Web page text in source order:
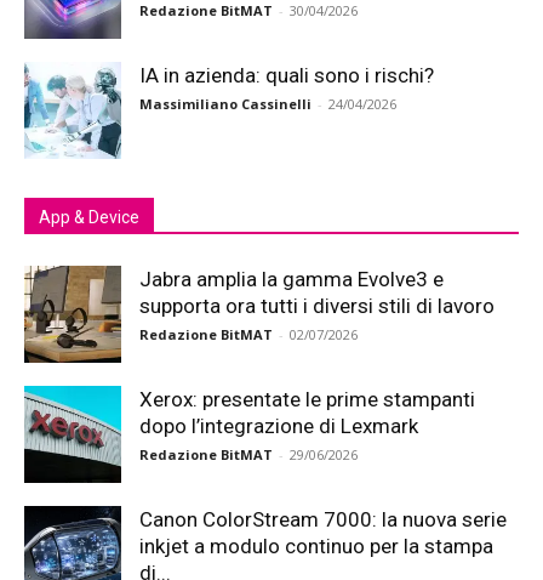
Redazione BitMAT - 30/04/2026
IA in azienda: quali sono i rischi?
Massimiliano Cassinelli - 24/04/2026
App & Device
Jabra amplia la gamma Evolve3 e
supporta ora tutti i diversi stili di lavoro
Redazione BitMAT - 02/07/2026
Xerox: presentate le prime stampanti
dopo l’integrazione di Lexmark
Redazione BitMAT - 29/06/2026
Canon ColorStream 7000: la nuova serie
inkjet a modulo continuo per la stampa
di...